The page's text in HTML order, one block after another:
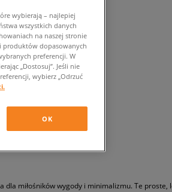
ilości filtrów.
dla miłośników wygody i minimalizmu. Te proste,
wybierają – najlepiej
wszystkich danych
na naszej stronie
produktów dopasowanych
preferencji. W
„Dostosuj”. Jeśli nie
wybierz „Odrzuć
OK